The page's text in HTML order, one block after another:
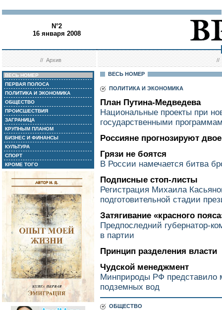
N°2
16 января 2008
//Архив //
ВЕСЬ НОМЕР
ПЕРВАЯ ПОЛОСА
ПОЛИТИКА И ЭКОНОМИКА
ОБЩЕСТВО
ПРОИСШЕСТВИЯ
ЗАГРАНИЦА
КРУПНЫМ ПЛАНОМ
БИЗНЕС И ФИНАНСЫ
КУЛЬТУРА
СПОРТ
КРОМЕ ТОГО
ВЕСЬ НОМЕР
ПОЛИТИКА И ЭКОНОМИКА
План Путина-Медведева
Национальные проекты при
государственными
Россияне прогнозируют
Грязи не боятся
В России намечается битва
Подписные стоп-листы
Регистрация Михаила
подготовительной стадии
Затягивание «красного
Предпоследний губернатор-
в партии
Принцип разделения власти
Чудской менеджмент
Минприроды РФ представило
подземных вод
ОБЩЕСТВО